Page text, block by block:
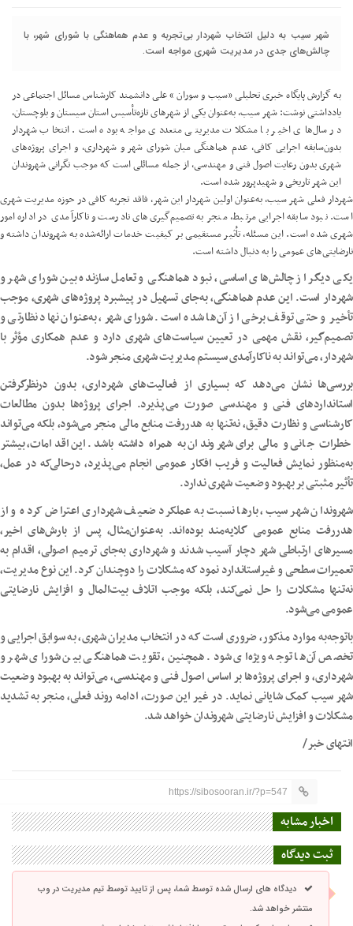
شهر سیب‌ به دلیل انتخاب شهردار بی‌تجربه و عدم هماهنگی با شورای شهر، با
چالش‌های جدی در مدیریت شهری مواجه است.
به گزارش پایگاه خبری تحلیلی «سیب و سوران » علی دانشمند کارشناس مسائل اجتماعی در
یادداشتی نوشت: شهر سیب، به‌عنوان یکی از شهرهای تازه‌تأسیس استان سیستان و بلوچستان،
در سال‌های اخیر با مشکلات مدیریتی متعددی مواجه بوده است. انتخاب شهردار
بدون‌سابقه اجرایی کافی، عدم هماهنگی میان شورای شهر و شهرداری، و اجرای پروژه‌های
شهری بدون رعایت اصول فنی و مهندسی، از جمله مسائلی است که موجب نگرانی شهروندان
این شهر تاریخی و شهیدپرور شده است.
شهردار فعلی شهر سیب، به‌عنوان اولین شهردار این شهر، فاقد تجربه کافی در حوزه مدیریت شهری
است. نبود سابقه اجرایی مرتبط، منجر به تصمیم‌گیری‌های نادرست و ناکارآمدی در اداره امور
شهری شده است. این مسئله، تأثیر مستقیمی بر کیفیت خدمات ارائه‌شده به شهروندان داشته و
نارضایتی‌های عمومی را به دنبال داشته است.
یکی دیگر از چالش‌های اساسی، نبود هماهنگی و تعامل سازنده بین شورای شهر و
شهردار است. این عدم هماهنگی، به‌جای تسهیل در پیشبرد پروژه‌های شهری، موجب
تأخیر و حتی توقف برخی از آن‌ها شده است. شورای شهر، به‌عنوان نهاد نظارتی و
تصمیم‌گیر، نقش مهمی در تعیین سیاست‌های شهری دارد و عدم همکاری مؤثر با
شهردار، می‌تواند به ناکارآمدی سیستم مدیریت شهری منجر شود.
بررسی‌ها نشان می‌دهد که بسیاری از فعالیت‌های شهرداری، بدون درنظرگرفتن
استانداردهای فنی و مهندسی صورت می‌پذیرد. اجرای پروژه‌ها بدون مطالعات
کارشناسی و نظارت دقیق، نه‌تنها به هدررفت منابع مالی منجر می‌شود، بلکه می‌تواند
خطرات جانی و مالی برای شهروندان به همراه داشته باشد. این اقدامات، بیشتر
به‌منظور نمایش فعالیت و فریب افکار عمومی انجام می‌پذیرد، درحالی‌که در عمل،
تأثیر مثبتی بر بهبود وضعیت شهری ندارد.
شهروندان شهر سیب، بارها نسبت به عملکرد ضعیف شهرداری اعتراض کرده و از
هدررفت منابع عمومی گلایه‌مند بوده‌اند. به‌عنوان‌مثال، پس از بارش‌های اخیر،
مسیرهای ارتباطی شهر دچار آسیب شدند و شهرداری به‌جای ترمیم اصولی، اقدام به
تعمیرات سطحی و غیراستاندارد نمود که مشکلات را دوچندان کرد. این نوع مدیریت،
نه‌تنها مشکلات را حل نمی‌کند، بلکه موجب اتلاف بیت‌المال و افزایش نارضایتی
عمومی می‌شود.
باتوجه‌به موارد مذکور، ضروری است که در انتخاب مدیران شهری، به سوابق اجرایی و
تخصص آن‌ها توجه ویژه‌ای شود. همچنین، تقویت هماهنگی بین شورای شهر و
شهرداری، و اجرای پروژه‌ها بر اساس اصول فنی و مهندسی، می‌تواند به بهبود وضعیت
شهر سیب کمک شایانی نماید. در غیر این صورت، ادامه روند فعلی، منجر به تشدید
مشکلات و افزایش نارضایتی شهروندان خواهد شد.
انتهای خبر/
https://sibosooran.ir/?p=547
اخبار مشابه
ثبت دیدگاه
دیدگاه های ارسال شده توسط شما، پس از تایید توسط تیم مدیریت در وب
منتشر خواهد شد.